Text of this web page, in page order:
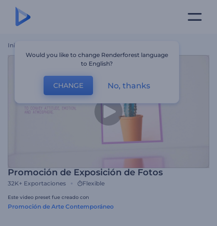
Inicio
Promoción de Exposición de Fotos
32K+ Exportaciones Flexible
Este video preset fue creado con
Promoción de Arte Contemporáneo
Would you like to change Renderforest language
to English?
CHANGE No, thanks